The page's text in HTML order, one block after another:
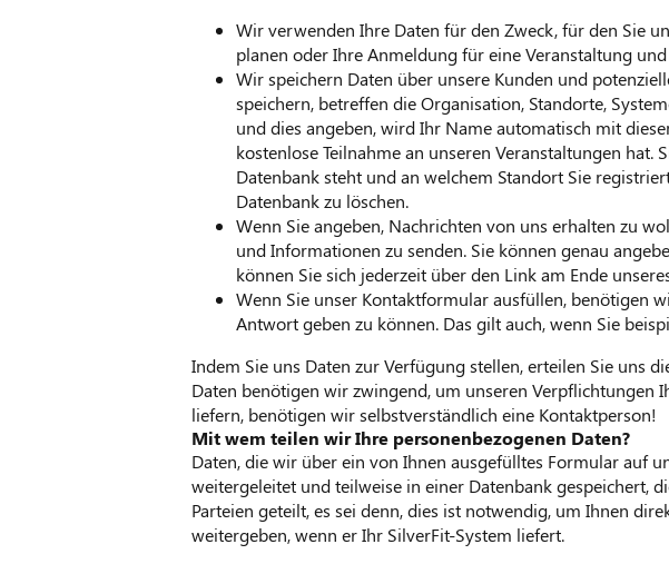
Wir verwenden Ihre Daten für den Zweck, für den Sie
planen oder Ihre Anmeldung für eine Veranstaltung
Wir speichern Daten über unsere Kunden und
speichern, betreffen die Organisation, Standorte,
und dies angeben, wird Ihr Name automatisch mit
kostenlose Teilnahme an unseren Veranstaltungen hat.
Datenbank steht und an welchem Standort Sie
Datenbank zu löschen.
Wenn Sie angeben, Nachrichten von uns erhalten zu
und Informationen zu senden. Sie können genau
können Sie sich jederzeit über den Link am Ende
Wenn Sie unser Kontaktformular ausfüllen, benötigen
Antwort geben zu können. Das gilt auch, wenn Sie
Indem Sie uns Daten zur Verfügung stellen, erteilen Sie uns
Daten benötigen wir zwingend, um unseren Verpflichtungen
liefern, benötigen wir selbstverständlich eine Kontaktperson!
Mit wem teilen wir Ihre personenbezogenen Daten?
Daten, die wir über ein von Ihnen ausgefülltes Formular auf
weitergeleitet und teilweise in einer Datenbank gespeichert,
Parteien geteilt, es sei denn, dies ist notwendig, um Ihnen
weitergeben, wenn er Ihr SilverFit-System liefert.